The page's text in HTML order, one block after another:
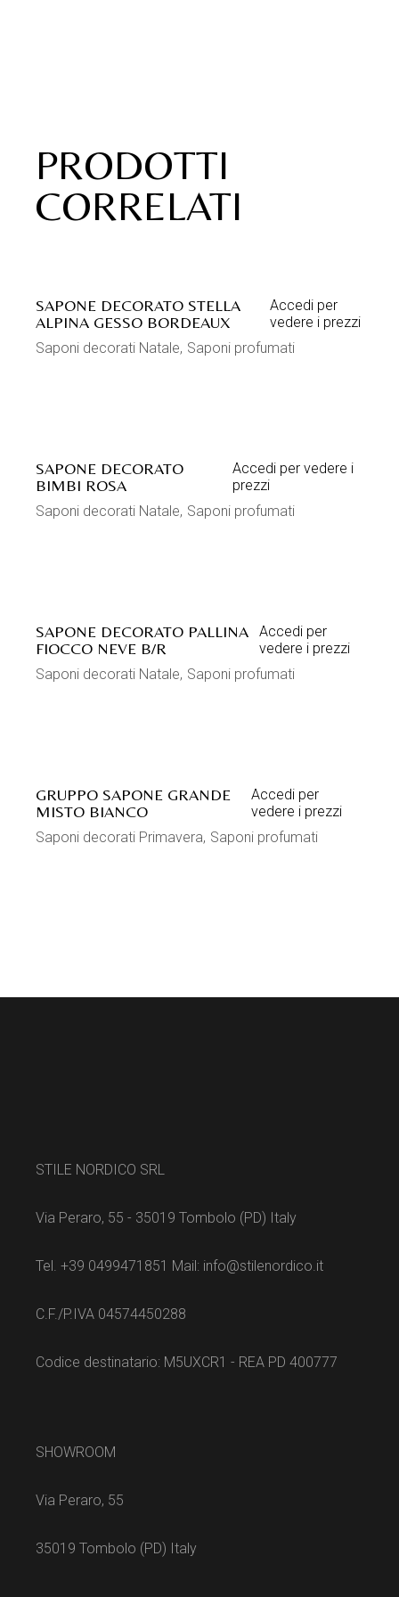
PRODOTTI
CORRELATI
SAPONE DECORATO STELLA
ALPINA GESSO BORDEAUX
Accedi per
vedere i prezzi
Saponi decorati Natale Saponi profumati
SAPONE DECORATO
BIMBI ROSA
Accedi per vedere i
prezzi
Saponi decorati Natale Saponi profumati
SAPONE DECORATO PALLINA
FIOCCO NEVE B/R
Accedi per
vedere i prezzi
Saponi decorati Natale Saponi profumati
GRUPPO SAPONE GRANDE
MISTO BIANCO
Accedi per
vedere i prezzi
Saponi decorati Primavera Saponi profumati
STILE NORDICO SRL
Via Peraro, 55 - 35019 Tombolo (PD) Italy
Tel. +39 0499471851 Mail: info@stilenordico.it
C.F./P.IVA 04574450288
Codice destinatario: M5UXCR1 - REA PD 400777
SHOWROOM
Via Peraro, 55
35019 Tombolo (PD) Italy